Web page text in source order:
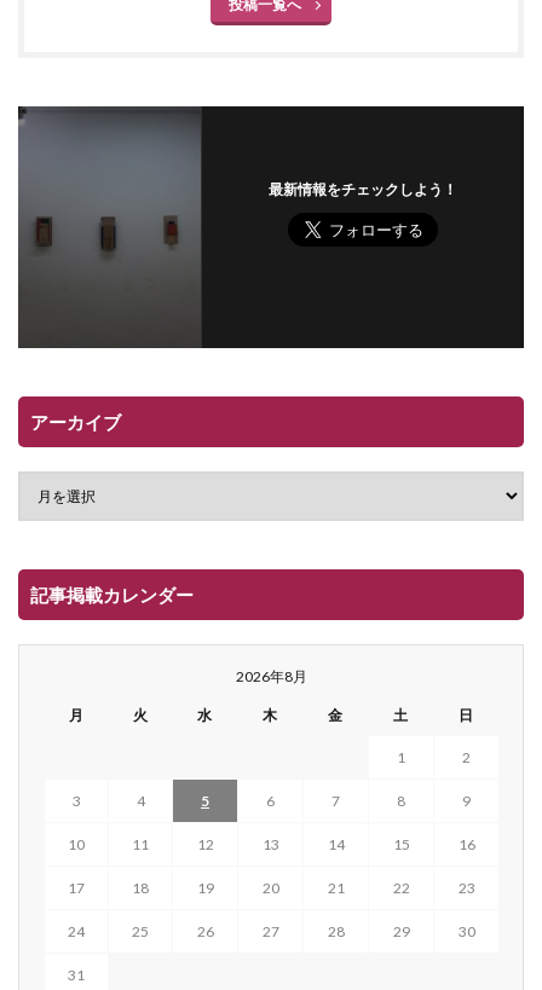
投稿一覧へ
最新情報をチェックしよう！
アーカイブ
記事掲載カレンダー
2026年8月
月 火 水 木 金 土 日
1 2
3 4 5 6 7 8 9
10 11 12 13 14 15 16
17 18 19 20 21 22 23
24 25 26 27 28 29 30
31